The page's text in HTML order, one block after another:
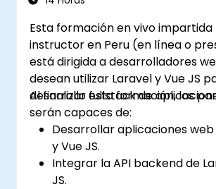
Esta formación en vivo impartida
instructor en Peru (en línea o
está dirigida a desarrolladores
desean utilizar Laravel y Vue JS
desarrollo fullstack de
Al finalizar esta formación, los
serán capaces de:
Desarrollar aplicaciones
y Vue JS.
Integrar la API backend de
JS.